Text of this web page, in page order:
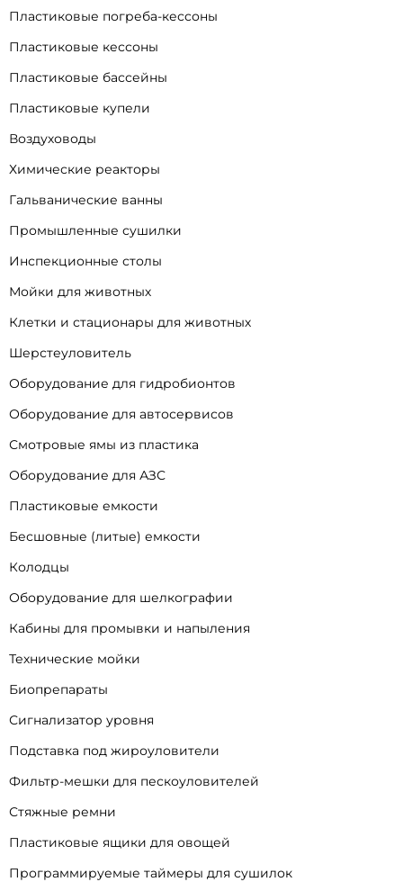
Пластиковые погреба-кессоны
Пластиковые кессоны
Пластиковые бассейны
Пластиковые купели
Воздуховоды
Химические реакторы
Гальванические ванны
Промышленные сушилки
Инспекционные столы
Мойки для животных
Клетки и стационары для животных
Шерстеуловитель
Оборудование для гидробионтов
Оборудование для автосервисов
Смотровые ямы из пластика
Оборудование для АЗС
Пластиковые емкости
Бесшовные (литые) емкости
Колодцы
Оборудование для шелкографии
Кабины для промывки и напыления
Технические мойки
Биопрепараты
Сигнализатор уровня
Подставка под жироуловители
Фильтр-мешки для пескоуловителей
Стяжные ремни
Пластиковые ящики для овощей
Программируемые таймеры для сушилок